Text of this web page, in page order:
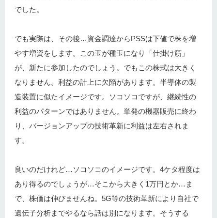
でした。
でも実際は、その後…資金調達からPSSは下値で株を増
やす増資をします。この玉が種玉になり「仕掛け筋」
が、新たに参加したのでしょう。でもこの株式は大きく
なりません。利益の計上に欠陥があります。半導体の製
造装置に似たイメージです。ソコソコですが、継続性の
利益のパターンではありません。単発の機器販売に終わ
り、バージョンアップの技術革新に利益は左右されま
す。
良いのだけれど…ソコソコのイメージです。4ケタ程度は
あり得るのでしょうが…そこから大きく1万円とか…ま
で、株価は伸びませんね。5G等の技術革新により自社で
遺伝子分析までやるなら話は別になります。そうする